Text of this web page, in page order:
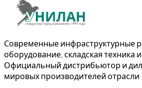
Современные инфраструктурные
оборудование, складская техника
Официальный дистрибьютор и
мировых производителей отрасли